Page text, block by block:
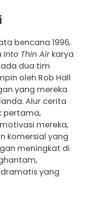
bencana 1996,
Into Thin Airkarya
dua tim
oleh Rob Hall
yang mereka
Alur cerita
pertama,
mereka,
komersial yang
meningkat di
yang